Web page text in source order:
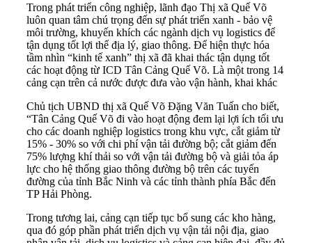
Trong phát triển công nghiệp, lãnh đạo Thị xã Quế Võ
luôn quan tâm chú trọng đến sự phát triển xanh - bảo vệ
môi trường, khuyến khích các ngành dịch vụ logistics để
tận dụng tốt lợi thế địa lý, giao thông. Để hiện thực hóa
tầm nhìn “kinh tế xanh” thị xã đã khai thác tận dụng tốt
các hoạt động từ ICD Tân Cảng Quế Võ. Là một trong 14
cảng cạn trên cả nước được đưa vào vận hành, khai khác
Chủ tịch UBND thị xã Quế Võ Đặng Văn Tuấn cho biết,
“Tân Cảng Quế Võ đi vào hoạt động đem lại lợi ích tối ưu
cho các doanh nghiệp logistics trong khu vực, cắt giảm từ
15% - 30% so với chi phí vận tải đường bộ; cắt giảm đến
75% lượng khí thải so với vận tải đường bộ và giải tỏa áp
lực cho hệ thống giao thông đường bộ trên các tuyến
đường của tỉnh Bắc Ninh và các tỉnh thành phía Bắc đến
TP Hải Phòng.
Trong tương lai, cảng cạn tiếp tục bổ sung các kho hàng,
qua đó góp phần phát triển dịch vụ vận tải nội địa, giao